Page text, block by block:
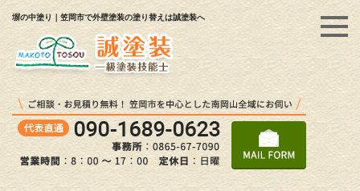
塀の中塗り｜笠岡市で外壁塗装の塗り替えは誠塗装へ